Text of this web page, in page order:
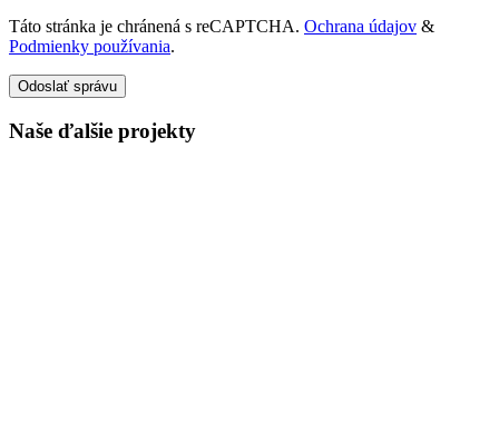
Táto stránka je chránená s reCAPTCHA. Ochrana údajov &
Podmienky používania.
Odoslať správu
Naše ďalšie projekty